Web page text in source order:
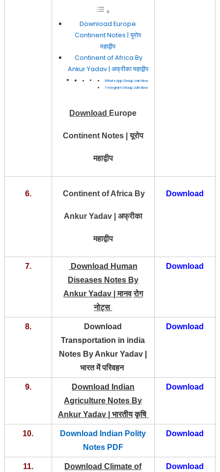
Download Europe
Continent Notes | यूरोप
महाद्वीप
Continent of Africa By
Ankur Yadav | अफ्रीका महाद्वीप
WhatsApp Group Join Now
Telegram Group Join Now
Download Europe
Continent Notes | यूरोप
महाद्वीप
6. Continent of Africa By
Ankur Yadav | अफ्रीका
महाद्वीप
Download
7.
Download Human
Diseases Notes By
Ankur Yadav |मानव रोग
नोट्स
Download
8.
Download
Transportation in india
Notes By Ankur Yadav |
भारत में परिवहन
Download
9.
Download Indian
Agriculture Notes By
Ankur Yadav | भारतीय कृषि
Download
10.
Download Indian Polity
Notes PDF
Download
11.
Download Climate of
Download